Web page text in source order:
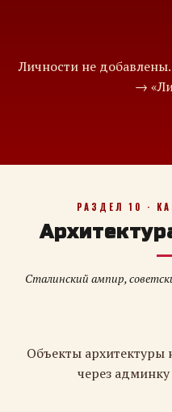
Личности не
→
РАЗДЕЛ 10 ·
Сталинский ампир,
Объекты архитектуры
через